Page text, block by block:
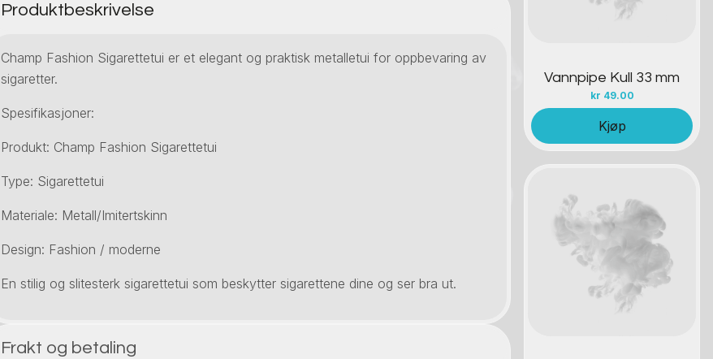
Produktbeskrivelse
Champ Fashion Sigarettetui er et elegant og praktisk metalletui for oppbevaring av
sigaretter.
Spesifikasjoner:
Produkt: Champ Fashion Sigarettetui
Type: Sigarettetui
Materiale: Metall/Imitertskinn
Design: Fashion / moderne
En stilig og slitesterk sigarettetui som beskytter sigarettene dine og ser bra ut.
Frakt og betaling
Vannpipe Kull 33 mm
kr 49.00
Kjøp
Kontakt oss